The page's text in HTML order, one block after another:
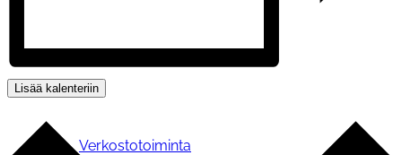
Verkostotoiminta
Lisää kalenteriin